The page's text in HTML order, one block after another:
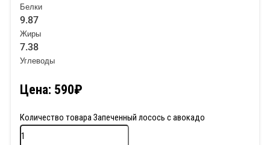
Белки
9.87
Жиры
7.38
Углеводы
Цена: 590₽
Количество товара Запеченный лосось с авокадо